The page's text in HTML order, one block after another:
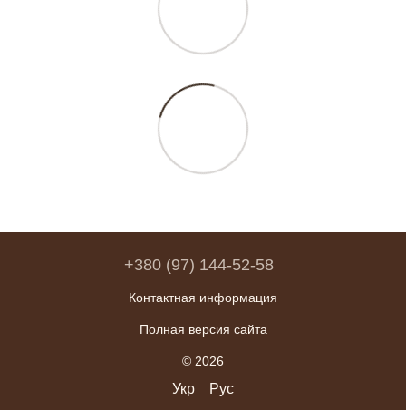
+380 (97) 144-52-58
Контактная информация
Полная версия сайта
© 2026
Укр Рус